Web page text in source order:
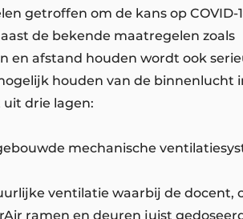
getroffen om de kans op COVID-
de bekende maatregelen zoals
en afstand houden wordt ook
houden van de binnenlucht
drie lagen:
mechanische
ventilatie waarbij de docent,
ramen en deuren juist